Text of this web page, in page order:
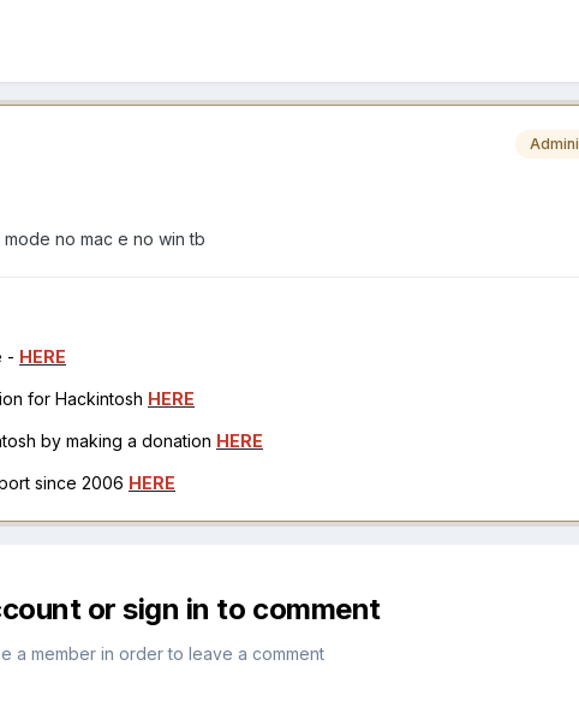
no mac e no win tb
- HERE
for Hackintosh HERE
by making a donation HERE
since 2006 HERE
or sign in to comment
a member in order to leave a comment